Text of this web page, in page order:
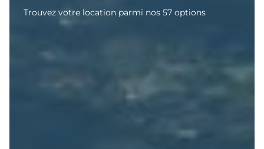
Trouvez votre location parmi nos 57 options